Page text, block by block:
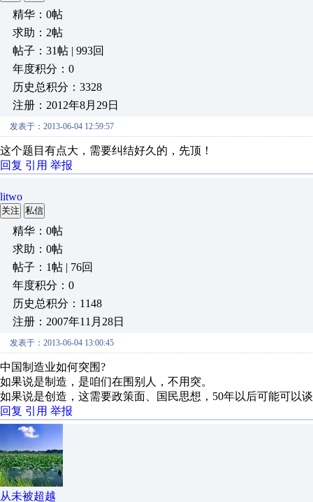
精华：0帖
求助：2帖
帖子：31帖 | 993回
年度积分：0
历史总积分：3328
注册：2012年8月29日
发表于：2013-06-04 12:59:57
这个题目有点大，需要纠结好久的，先顶！
回复 引用 举报
litwo
关注 私信
精华：0帖
求助：0帖
帖子：1帖 | 76回
年度积分：0
历史总积分：1148
注册：2007年11月28日
发表于：2013-06-04 13:00:45
中国制造业如何突围?
如果说是制造，是咱们在围别人，不用突。
如果说是创造，这需要政策面、国民思想，50年以后可能可以
回复 引用 举报
从未被超越